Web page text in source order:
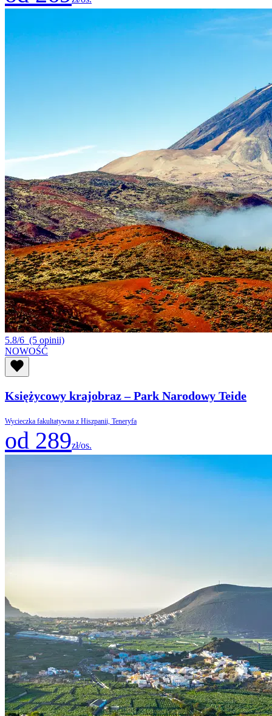
5.8/6 (5 opinii)
NOWOŚĆ
Księżycowy krajobraz – Park Narodowy Teide
Wycieczka fakultatywna z Hiszpanii, Teneryfa
od 289zł/os.